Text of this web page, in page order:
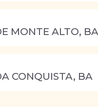
MONTE ALTO, BA
CONQUISTA, BA